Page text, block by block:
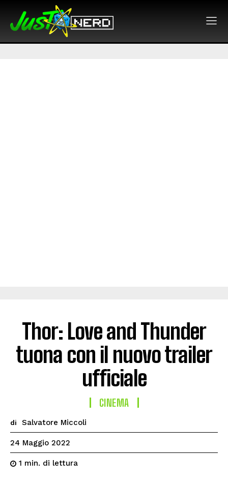
Thor: Love and Thunder
tuona con il nuovo trailer
ufficiale
CINEMA
di Salvatore Miccoli
24 Maggio 2022
1 min. di lettura